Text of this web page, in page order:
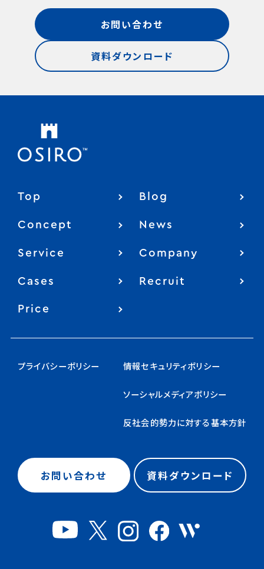
お問い合わせ
資料ダウンロード
Top
Concept
Service
Cases
Price
Blog
News
Company
Recruit
プライバシーポリシー 情報セキュリティポリシー
ソーシャルメディアポリシー
反社会的勢力に対する基本方針
お問い合わせ 資料ダウンロード